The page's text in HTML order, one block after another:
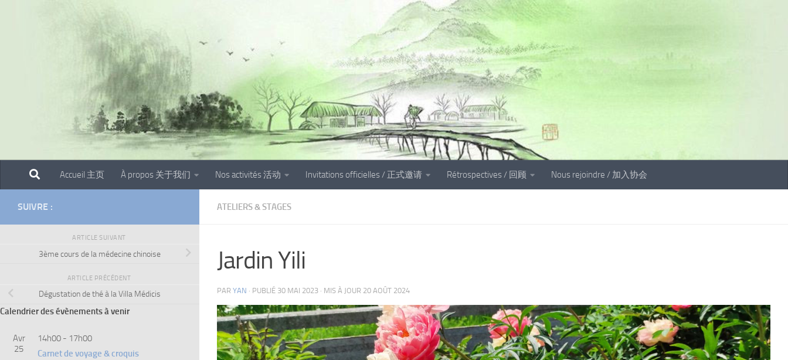
Accueil 主页 À propos 关于我们 Nos activités 活动 Invitations officielles / 正式邀请 Rétrospectives / 回顾 Nous rejoindre / 加入协会
ATELIERS & STAGES
Jardin Yili
PAR YAN · PUBLIÉ 30 MAI 2023 · MIS À JOUR 20 AOÛT 2024
SUIVRE :
ARTICLE SUIVANT
3ème cours de la médecine chinoise
ARTICLE PRÉCÉDENT
Dégustation de thé à la Villa Médicis
Calendrier des évènements à venir
Avr
25
14h00 - 17h00
Carnet de voyage & croquis